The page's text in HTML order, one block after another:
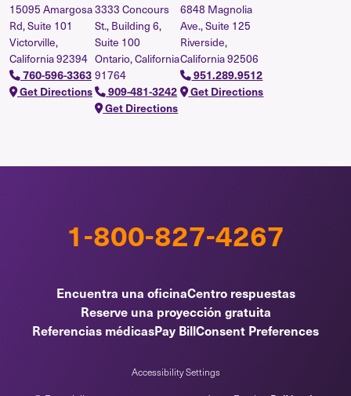
15095 Amargosa
Rd, Suite 101
Victorville,
California 92394
760-596-3363
Get Directions
3333 Concours
St., Building 6,
Suite 100
Ontario, California
91764
909-481-3242
Get Directions
6848 Magnolia
Ave., Suite 125
Riverside,
California 92506
951.289.9512
Get Directions
1-800-827-4267
Encuentra una oficinaCentro respuestas
Reserve una proyección gratuita
Referencias médicasPay BillConsent Preferences
Accessibility Settings